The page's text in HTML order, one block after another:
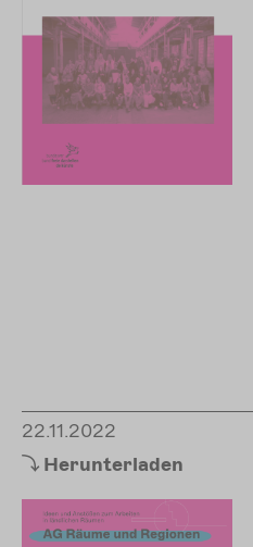
22.11.2022
Herunterladen